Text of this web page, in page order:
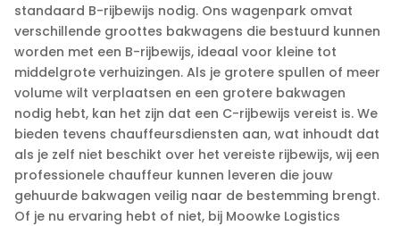
standaard B-rijbewijs nodig.​ Ons wagenpark omvat
verschillende groottes bakwagens die bestuurd kunnen
worden met een B-rijbewijs, ideaal voor kleine tot
middelgrote verhuizingen.​ Als je grotere spullen of meer
volume wilt verplaatsen en een grotere bakwagen
nodig hebt, kan het zijn dat een C-rijbewijs vereist is.​ We
bieden tevens chauffeursdiensten aan, wat inhoudt dat
als je zelf niet beschikt over het vereiste rijbewijs, wij een
professionele chauffeur kunnen leveren die jouw
gehuurde bakwagen veilig naar de bestemming brengt.​
Of je nu ervaring hebt of niet, bij Moowke Logistics